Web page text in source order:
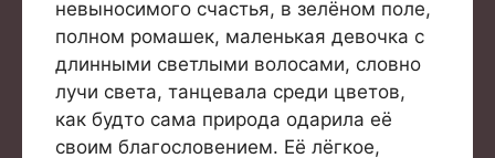
невыносимого счастья, в зелёном поле,
полном ромашек, маленькая девочка с
длинными светлыми волосами, словно
лучи света, танцевала среди цветов,
как будто сама природа одарила её
своим благословением. Её лёгкое,